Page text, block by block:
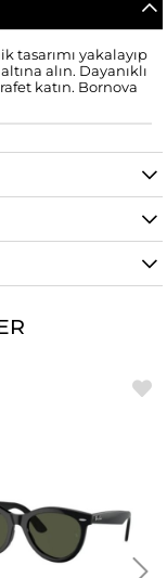
tasarımı yakalayıp
alın. Dayanıklı
katın. Bornova